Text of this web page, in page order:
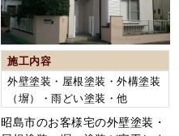
施工内容
外壁塗装・屋根塗装・外構塗装
（塀）・雨どい塗装・他
昭島市のお客様宅の外壁塗装・